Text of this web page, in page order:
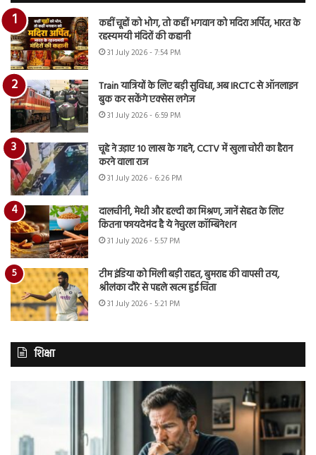
कहीं चूहों को भोग, तो कहीं भगवान को मदिरा अर्पित, भारत के
रहस्यमयी मंदिरों की कहानी
31 July 2026 - 7:54 PM
Train यात्रियों के लिए बड़ी सुविधा, अब IRCTC से ऑनलाइन
बुक कर सकेंगे एक्सेस लगेज
31 July 2026 - 6:59 PM
चूहे ने उड़ाए 10 लाख के गहने, CCTV में खुला चोरी का हैरान
करने वाला राज
31 July 2026 - 6:26 PM
दालचीनी, मेथी और हल्दी का मिश्रण, जानें सेहत के लिए
कितना फायदेमंद है ये नेचुरल कॉम्बिनेशन
31 July 2026 - 5:57 PM
टीम इंडिया को मिली बड़ी राहत, बुमराह की वापसी तय,
श्रीलंका दौरे से पहले खत्म हुई चिंता
31 July 2026 - 5:21 PM
शिक्षा